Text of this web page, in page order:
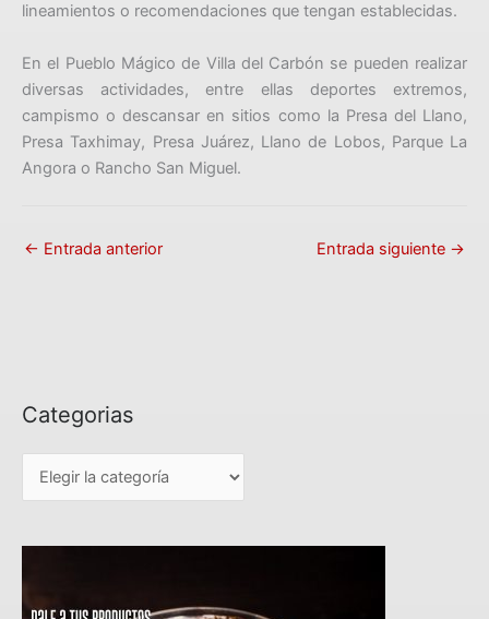
lineamientos o recomendaciones que tengan establecidas.
En el Pueblo Mágico de Villa del Carbón se pueden realizar
diversas actividades, entre ellas deportes extremos,
campismo o descansar en sitios como la Presa del Llano,
Presa Taxhimay, Presa Juárez, Llano de Lobos, Parque La
Angora o Rancho San Miguel.
← Entrada anterior Entrada siguiente →
Categorias
C
r